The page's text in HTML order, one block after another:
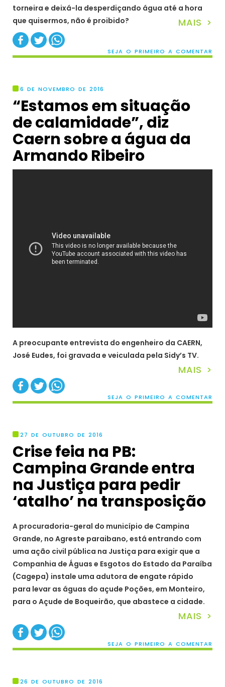
torneira e deixá-la desperdiçando água até a hora
que quisermos, não é proibido?
MAIS >
SEJA O PRIMEIRO A COMENTAR
6 DE NOVEMBRO DE 2016
“Estamos em situação
de calamidade”, diz
Caern sobre a água da
Armando Ribeiro
A preocupante entrevista do engenheiro da CAERN,
José Eudes, foi gravada e veiculada pela Sidy’s TV.
MAIS >
SEJA O PRIMEIRO A COMENTAR
27 DE OUTUBRO DE 2016
Crise feia na PB:
Campina Grande entra
na Justiça para pedir
‘atalho’ na transposição
A procuradoria-geral do município de Campina
Grande, no Agreste paraibano, está entrando com
uma ação civil pública na Justiça para exigir que a
Companhia de Águas e Esgotos do Estado da Paraíba
(Cagepa) instale uma adutora de engate rápido
para levar as águas do açude Poções, em Monteiro,
para o Açude de Boqueirão, que abastece a cidade.
MAIS >
SEJA O PRIMEIRO A COMENTAR
26 DE OUTUBRO DE 2016